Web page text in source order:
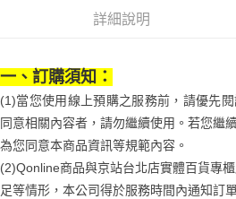
帳／街口支付／iPASS MONEY」等通路繳費
1.本服務係由「台灣大哥大股份有限公司」（
用戶於交易時，得透過本服務購買商品或服
買賣價金債權讓與本公司後，依約使用本公
2.基於同意付款使用「大哥付你分期」之契
資料（包含姓名、電話或地址）提供予台灣
由本公司與您本人進行分期帳單所需資料之確
3.完整用戶服務條款，請詳閱以下連結：
結帳頁面，進行簡訊認證並確認金額後，即
※ 請注意：結帳手續完成當下不需立刻繳費
購買商品的店家。未經商家同意取消之訂單
※ 交易是否成功請以「AFTEE先享後付 」之
是否繳費成功／繳費後需取消欲退款等相關
客戶支援中心」 https://
【注意事項】
付款後7-11取貨
宅配
每筆NT$100，滿NT$1,000(含以上)免
京站台北店客服中心(1F星巴克旁) 即日
請自備購物袋，若需購買紙袋可現場詢問
免運費
詳細說明
一、訂購須知：
(1)當您使用線上預購之服務前，請優先
同意相關內容者，請勿繼續使用。若您繼
為您同意本商品資訊等規範內容。
(2)Qonline商品與京站台北店實體百貨專
足等情形，本公司得於服務時間內通知訂